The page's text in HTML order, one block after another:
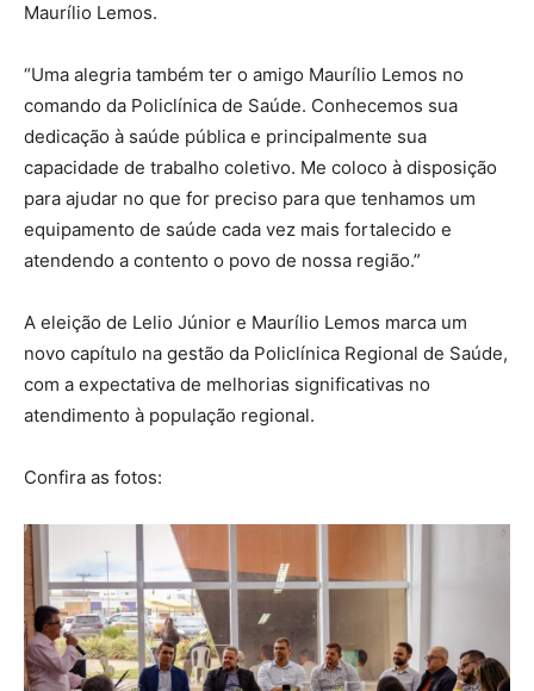
Maurílio Lemos.
“Uma alegria também ter o amigo Maurílio Lemos no
comando da Policlínica de Saúde. Conhecemos sua
dedicação à saúde pública e principalmente sua
capacidade de trabalho coletivo. Me coloco à disposição
para ajudar no que for preciso para que tenhamos um
equipamento de saúde cada vez mais fortalecido e
atendendo a contento o povo de nossa região.”
A eleição de Lelio Júnior e Maurílio Lemos marca um
novo capítulo na gestão da Policlínica Regional de Saúde,
com a expectativa de melhorias significativas no
atendimento à população regional.
Confira as fotos: